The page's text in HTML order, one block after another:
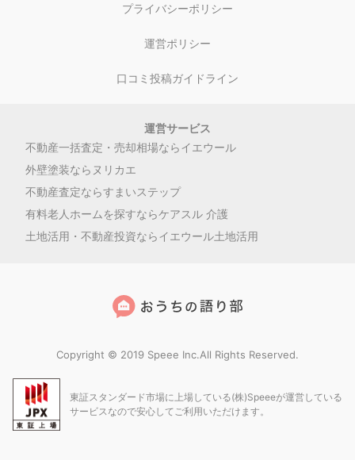
プライバシーポリシー
運営ポリシー
口コミ投稿ガイドライン
運営サービス
不動産一括査定・売却相場ならイエウール
外壁塗装ならヌリカエ
不動産査定ならすまいステップ
有料老人ホームを探すならケアスル 介護
土地活用・不動産投資ならイエウール土地活用
Copyright © 2019 Speee Inc.All Rights Reserved.
東証スタンダード市場に上場している(株)Speeeが運営している
サービスなので安心してご利用いただけます。